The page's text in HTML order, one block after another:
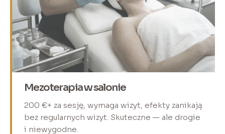
Mezoterapia w salonie
200 €+ za sesję, wymaga wizyt, efekty zanikają
bez regularnych wizyt. Skuteczne — ale drogie
i niewygodne.